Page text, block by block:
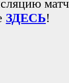
ЗДЕСЬ!